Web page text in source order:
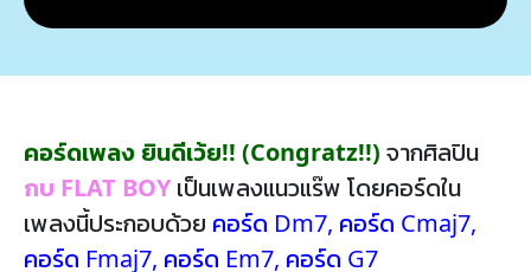
คอร์ดเพลง ยินดีเว้ย!! (Congratz!!) จากศิลปิน
กบ FLAT BOYเป็นเพลงแนวแร๊พ โดยคอร์ดใน
เพลงนี้ประกอบด้วย คอร์ด Dm7, คอร์ด Cmaj7,
คอร์ด Fmaj7, คอร์ด Em7, คอร์ด G7